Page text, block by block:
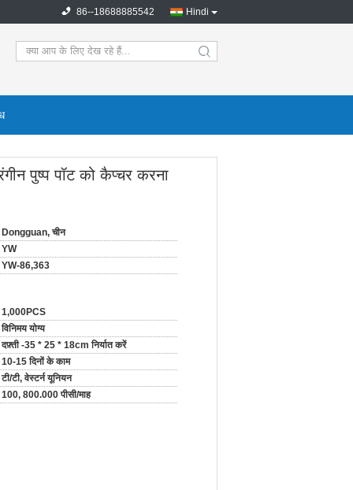
Hindi
86--18688885542
search
पुष्प पॉट को कैप्चर करना
Dongguan, चीन
YW
YW-86,363
1,000PCS
विनिमय योग्य
दफ़्ती -35 * 25 * 18cm निर्यात करें
10-15 दिनों के काम
टी/टी, वेस्टर्न यूनियन
100, 800.000 पीसी/माह